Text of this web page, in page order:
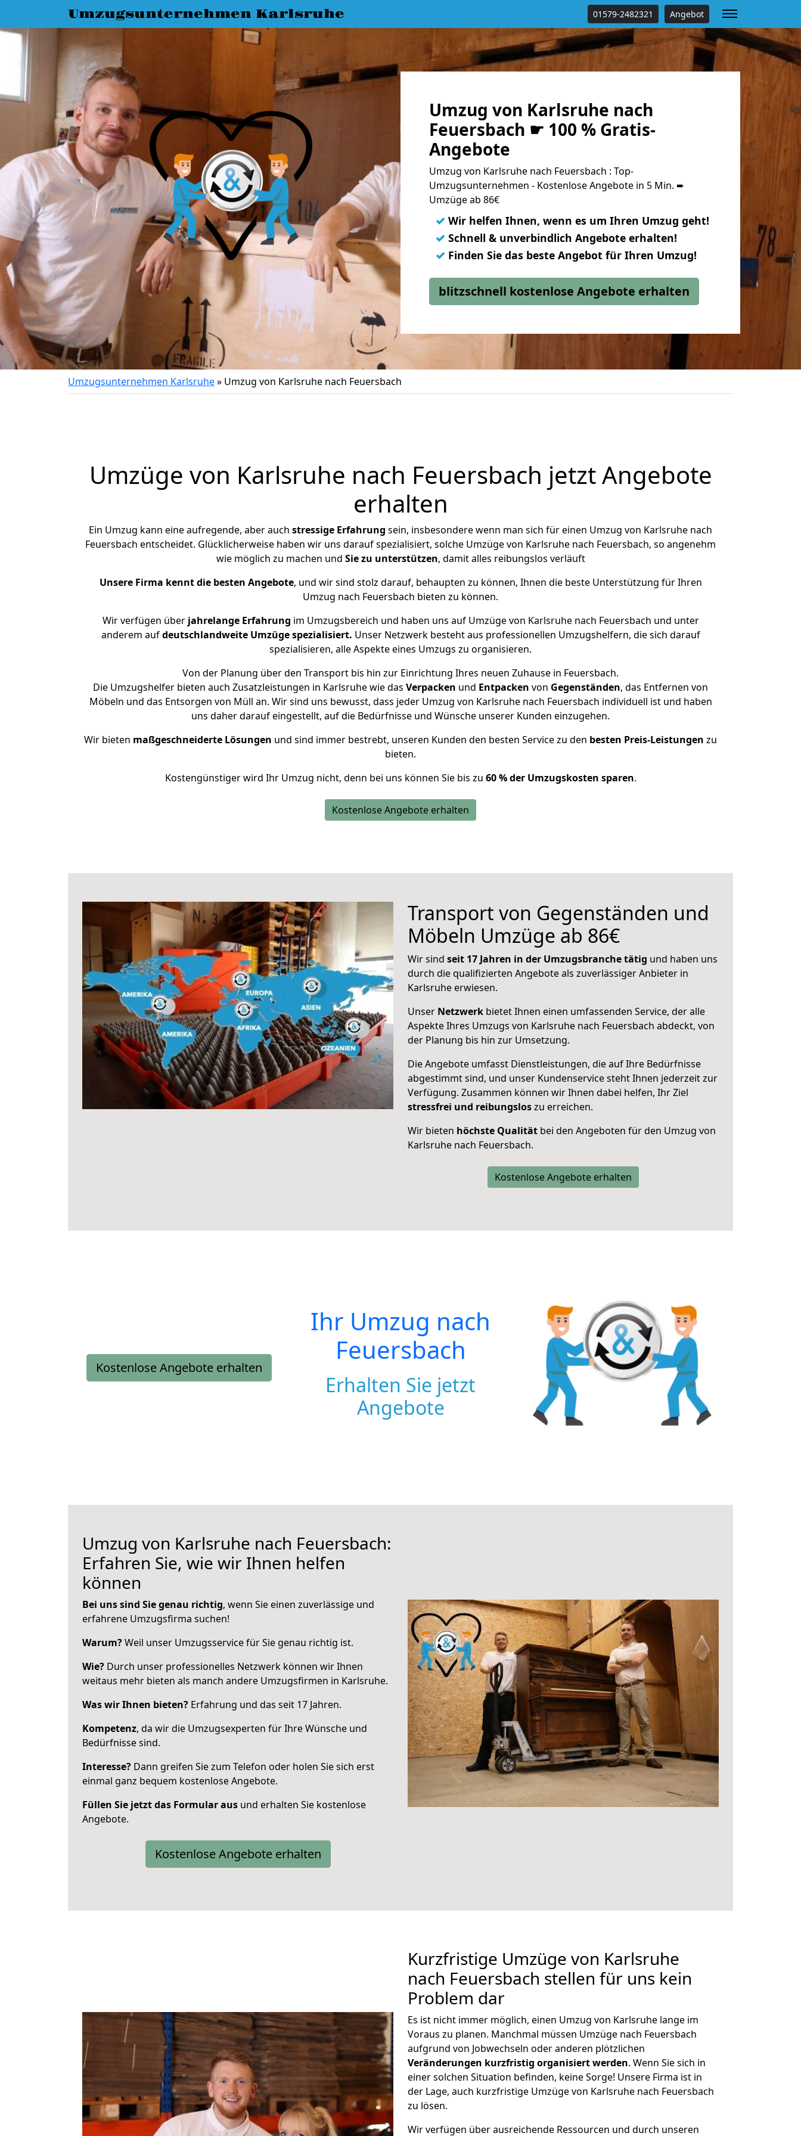
Umzugsunternehmen Karlsruhe 01579-2482321 Angebot
Umzug von Karlsruhe nach
Feuersbach ☛ 100 % Gratis-
Angebote
Umzug von Karlsruhe nach Feuersbach : Top-
Umzugsunternehmen - Kostenlose Angebote in 5 Min. ➨
Umzüge ab 86€
✓ Wir helfen Ihnen, wenn es um Ihren Umzug geht!
✓ Schnell & unverbindlich Angebote erhalten!
✓ Finden Sie das beste Angebot für Ihren Umzug!
blitzschnell kostenlose Angebote erhalten
Umzugsunternehmen Karlsruhe» Umzug von Karlsruhe nach Feuersbach
Umzüge von Karlsruhe nach Feuersbach jetzt Angebote
erhalten
Ein Umzug kann eine aufregende, aber auch stressige Erfahrung sein, insbesondere wenn man sich für einen Umzug von Karlsruhe nach
Feuersbach entscheidet. Glücklicherweise haben wir uns darauf spezialisiert, solche Umzüge von Karlsruhe nach Feuersbach, so angenehm
wie möglich zu machen und Sie zu unterstützen, damit alles reibungslos verläuft
Unsere Firma kennt die besten Angebote, und wir sind stolz darauf, behaupten zu können, Ihnen die beste Unterstützung für Ihren
Umzug nach Feuersbach bieten zu können.
Wir verfügen überjahrelange Erfahrung im Umzugsbereich und haben uns auf Umzüge von Karlsruhe nach Feuersbach und unter
anderem aufdeutschlandweite Umzüge spezialisiert. Unser Netzwerk besteht aus professionellen Umzugshelfern, die sich darauf
spezialisieren, alle Aspekte eines Umzugs zu organisieren.
Von der Planung über den Transport bis hin zur Einrichtung Ihres neuen Zuhause in Feuersbach.
Die Umzugshelfer bieten auch Zusatzleistungen in Karlsruhe wie das Verpacken und Entpacken von Gegenständen, das Entfernen von
Möbeln und das Entsorgen von Müll an. Wir sind uns bewusst, dass jeder Umzug von Karlsruhe nach Feuersbach individuell ist und haben
uns daher darauf eingestellt, auf die Bedürfnisse und Wünsche unserer Kunden einzugehen.
Wir bieten maßgeschneiderte Lösungen und sind immer bestrebt, unseren Kunden den besten Service zu den besten Preis-Leistungen zu
bieten.
Kostengünstiger wird Ihr Umzug nicht, denn bei uns können Sie bis zu 60 % der Umzugskosten sparen.
Kostenlose Angebote erhalten
Transport von Gegenständen und
Möbeln Umzüge ab 86€
Wir sind seit 17 Jahren in der Umzugsbranche tätig und haben uns
durch die qualifizierten Angebote als zuverlässiger Anbieter in
Karlsruhe erwiesen.
Unser Netzwerk bietet Ihnen einen umfassenden Service, der alle
Aspekte Ihres Umzugs von Karlsruhe nach Feuersbach abdeckt, von
der Planung bis hin zur Umsetzung.
Die Angebote umfasst Dienstleistungen, die auf Ihre Bedürfnisse
abgestimmt sind, und unser Kundenservice steht Ihnen jederzeit zur
Verfügung. Zusammen können wir Ihnen dabei helfen, Ihr Ziel
stressfrei und reibungsloszu erreichen.
Wir bieten höchste Qualität bei den Angeboten für den Umzug von
Karlsruhe nach Feuersbach.
Kostenlose Angebote erhalten
Kostenlose Angebote erhalten
Ihr Umzug nach
Feuersbach
Erhalten Sie jetzt
Angebote
Umzug von Karlsruhe nach Feuersbach:
Erfahren Sie, wie wir Ihnen helfen
können
Bei uns sind Sie genau richtig, wenn Sie einen zuverlässige und
erfahrene Umzugsfirma suchen!
Warum?Weil unser Umzugsservice für Sie genau richtig ist.
Wie? Durch unser professionelles Netzwerk können wir Ihnen
weitaus mehr bieten als manch andere Umzugsfirmen in Karlsruhe.
Was wir Ihnen bieten? Erfahrung und das seit 17 Jahren.
Kompetenz, da wir die Umzugsexperten für Ihre Wünsche und
Bedürfnisse sind.
Interesse? Dann greifen Sie zum Telefon oder holen Sie sich erst
einmal ganz bequem kostenlose Angebote.
Füllen Sie jetzt das Formular aus und erhalten Sie kostenlose
Angebote.
Kostenlose Angebote erhalten
Kurzfristige Umzüge von Karlsruhe
nach Feuersbach stellen für uns kein
Problem dar
Es ist nicht immer möglich, einen Umzug von Karlsruhe lange im
Voraus zu planen. Manchmal müssen Umzüge nach Feuersbach
aufgrund von Jobwechseln oder anderen plötzlichen
Veränderungen kurzfristig organisiert werden. Wenn Sie sich in
einer solchen Situation befinden, keine Sorge! Unsere Firma ist in
der Lage, auch kurzfristige Umzüge von Karlsruhe nach Feuersbach
zu lösen.
Wir verfügen über ausreichende Ressourcen und durch unseren